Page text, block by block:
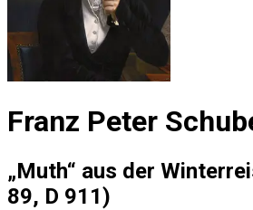
Franz Peter
„Muth“ aus der
89, D 911)